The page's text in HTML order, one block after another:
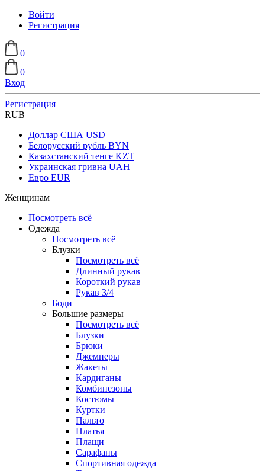
Войти
Регистрация
0
0
Вход
Регистрация
RUB
Доллар США USD
Белорусский рубль BYN
Казахстанский тенге KZT
Украинская гривна UAH
Евро EUR
Женщинам
Посмотреть всё
Одежда
Посмотреть всё
Блузки
Посмотреть всё
Длинный рукав
Короткий рукав
Рукав 3/4
Боди
Большие размеры
Посмотреть всё
Блузки
Брюки
Джемперы
Жакеты
Кардиганы
Комбинезоны
Костюмы
Куртки
Пальто
Платья
Плащи
Сарафаны
Спортивная одежда